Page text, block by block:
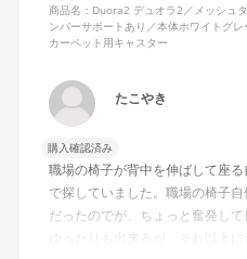
商品名：Duora2 デュオラ2／メッシュ
ンバーサポートあり／本体ホワイトグ
カーペット用キャスター
たこやき
購入確認済み
職場の椅子が背中を伸ばして座
で探していました。職場の椅子
だったのでが、ちょっと奮発して
ゆったりも出来るが、それ以上